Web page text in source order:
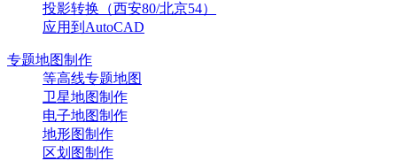
投影转换（西安80/北京54）
应用到AutoCAD
专题地图制作
等高线专题地图
卫星地图制作
电子地图制作
地形图制作
区划图制作